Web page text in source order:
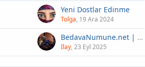
Yeni Dostlar Edinme
Tolga 19 Ara 2024
BedavaNumune.net | Bedava Redbull ve Bedava Kolonya
Ilay 23 Eyl 2025